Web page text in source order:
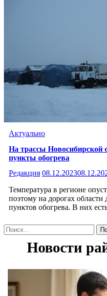
Актуально
На трассы Новосибирской
пункты обогрева
Редакция 08.12.2023
Температура в регионе
поэтому на дорогах
пунктов обогрева. В них
Найти: